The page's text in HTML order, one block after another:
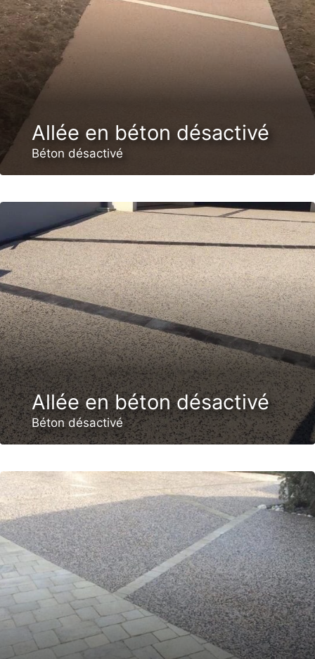
Allée en béton désactivé
Béton désactivé
Allée en béton désactivé
Béton désactivé